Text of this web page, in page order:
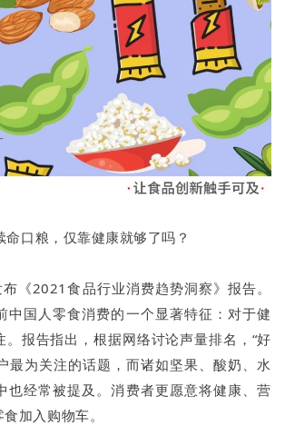
口粮，仅靠健康就够了吗？
《2021食品行业消费趋势洞察》报告。
中国人零食消费的一个显著特征：对于健
。报告指出，根据网络讨论声量排名，“好
最为关注的话题，而诸如坚果、酸奶、水
也经常被提及。消费者更愿意将健康、营
加入购物车。